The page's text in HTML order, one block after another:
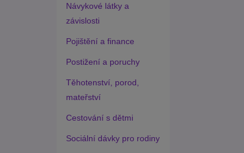
Návykové látky a
závislosti
Pojištění a finance
Postižení a poruchy
Těhotenství, porod,
mateřství
Cestování s dětmi
Sociální dávky pro rodiny